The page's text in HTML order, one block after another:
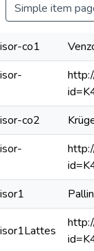
Simple item
co1
co2